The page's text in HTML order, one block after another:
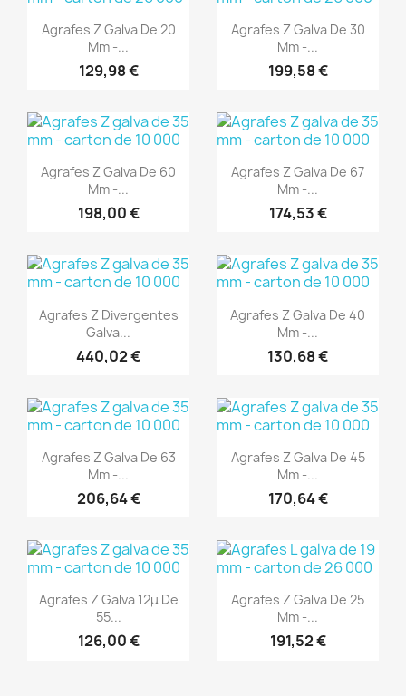
Aperçu rapide
Agrafes Z Galva De 20
Mm -...
129,98 €
Aperçu rapide
Agrafes Z Galva De 30
Mm -...
199,58 €
Aperçu rapide
Agrafes Z Galva De 60
Mm -...
198,00 €
(1)
Aperçu rapide
Agrafes Z Galva De 67
Mm -...
174,53 €
(1)
Aperçu rapide
Agrafes Z Divergentes
Galva...
440,02 €
(1)
Aperçu rapide
Agrafes Z Galva De 40
Mm -...
130,68 €
(1)
Aperçu rapide
Agrafes Z Galva De 63
Mm -...
206,64 €
(1)
Aperçu rapide
Agrafes Z Galva De 45
Mm -...
170,64 €
(1)
Aperçu rapide
Agrafes Z Galva 12μ De
55...
126,00 €
(1)
Aperçu rapide
Agrafes Z Galva De 25
Mm -...
191,52 €
(1)